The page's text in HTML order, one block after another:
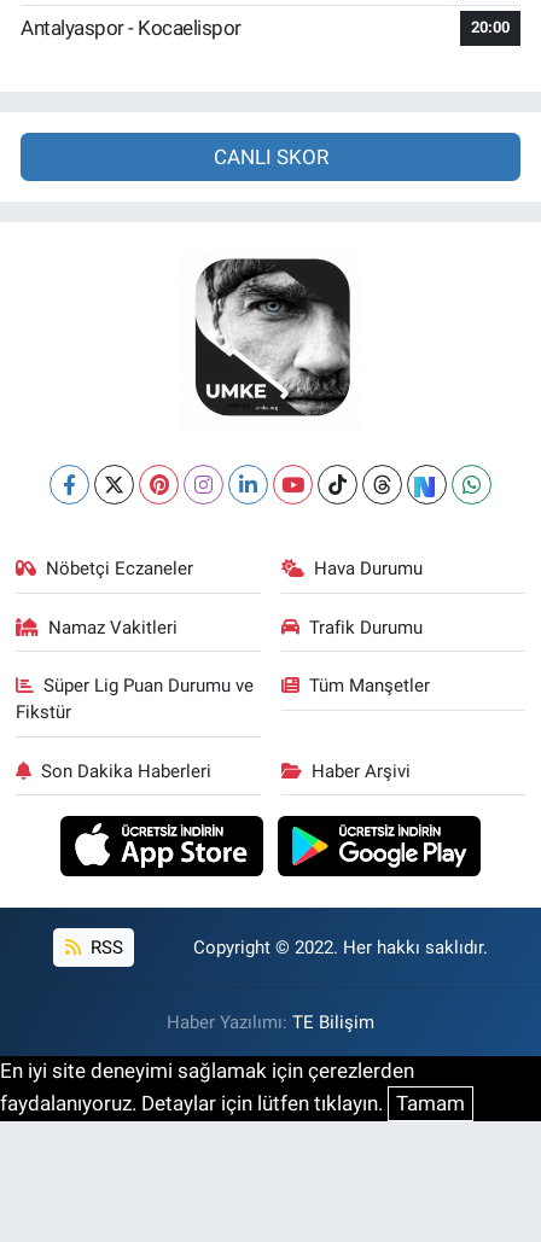
Antalyaspor - Kocaelispor 20:00
CANLI SKOR
Nöbetçi Eczaneler Hava Durumu
Namaz Vakitleri Trafik Durumu
Süper Lig Puan Durumu ve
Fikstür
Tüm Manşetler
Son Dakika Haberleri Haber Arşivi
RSS Copyright © 2022. Her hakkı saklıdır.
Haber Yazılımı: TE Bilişim
En iyi site deneyimi sağlamak için çerezlerden
faydalanıyoruz. Detaylar için lütfen tıklayın. Tamam